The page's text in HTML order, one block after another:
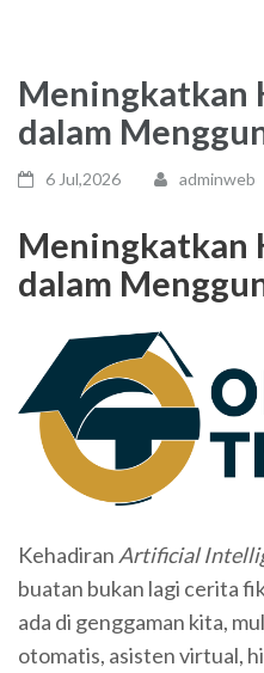
Meningkatkan
dalam
6 Jul,2026 adminweb
Meningkatkan
dalam
Kehadiran Artificial
buatan bukan lagi cerita
ada di genggaman kita,
otomatis, asisten virtual,